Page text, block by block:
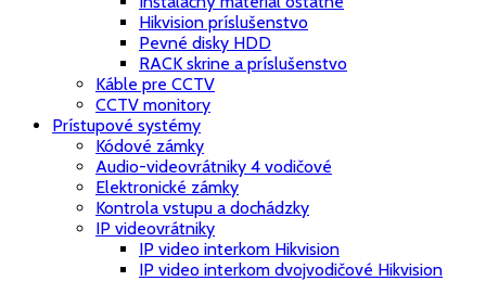
Hikvision príslušenstvo
Pevné disky HDD
RACK skrine a príslušenstvo
Káble pre CCTV
CCTV monitory
Prístupové systémy
Kódové zámky
Audio-videovrátniky 4 vodičové
Elektronické zámky
Kontrola vstupu a dochádzky
IP videovrátniky
IP video interkom Hikvision
IP video interkom dvojvodičové Hikvision